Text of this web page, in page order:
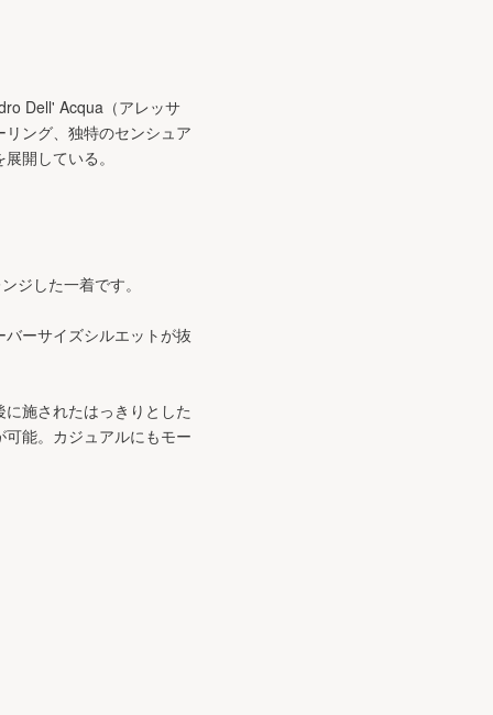
Dell' Acqua（アレッサ
ング、独特のセンシュア
開している。
ジした一着です。
ーサイズシルエットが抜
施されたはっきりとした
能。カジュアルにもモー